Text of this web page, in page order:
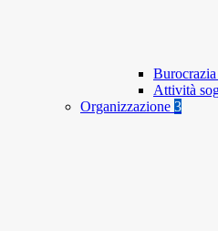
Attività
Organizzazione 3